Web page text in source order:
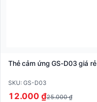
Thẻ cảm ứng GS-D03 giá rẻ
SKU: GS-D03
12.000 ₫25.000 ₫